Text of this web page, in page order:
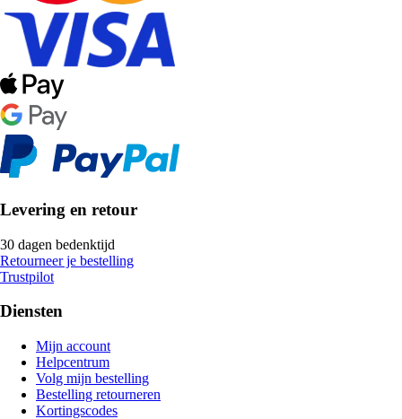
Levering en retour
30 dagen bedenktijd
Retourneer je bestelling
Trustpilot
Diensten
Mijn account
Helpcentrum
Volg mijn bestelling
Bestelling retourneren
Kortingscodes